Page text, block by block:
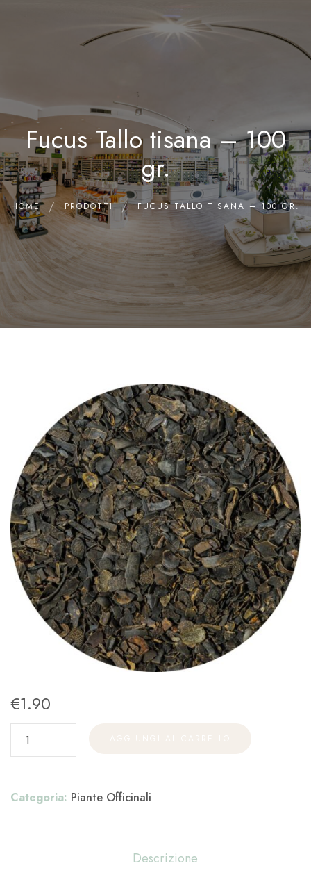
Il Laboratorio
Shop
Olii Essenziali
Contatti
0
Fucus Tallo tisana – 100
gr.
HOME PRODOTTI FUCUS TALLO TISANA – 100 GR.
€1.90
Categoria: Piante Officinali
Descrizione